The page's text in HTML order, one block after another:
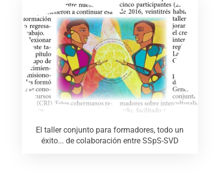
El taller conjunto para formadores, todo un
éxito... de colaboración entre SSpS-SVD